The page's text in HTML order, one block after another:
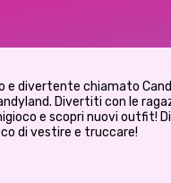
e divertente chiamato
Divertiti con le
e scopri nuovi outfit!
di vestire e truccare!